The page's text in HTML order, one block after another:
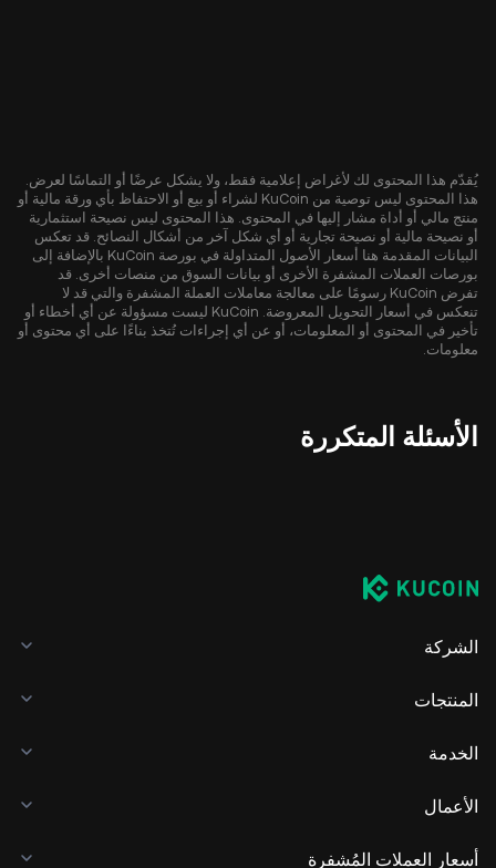
يُقدّم هذا المحتوى لك لأغراض إعلامية فقط، ولا يشكل عرضًا أو التماسًا لعرض.
هذا المحتوى ليس توصية من KuCoin لشراء أو بيع أو الاحتفاظ بأي ورقة مالية أو
منتج مالي أو أداة مشار إليها في المحتوى. هذا المحتوى ليس نصيحة استثمارية
أو نصيحة مالية أو نصيحة تجارية أو أي شكل آخر من أشكال النصائح. قد تعكس
البيانات المقدمة هنا أسعار الأصول المتداولة في بورصة KuCoin بالإضافة إلى
بورصات العملات المشفرة الأخرى أو بيانات السوق من منصات أخرى. قد
تفرض KuCoin رسومًا على معالجة معاملات العملة المشفرة والتي قد لا
تنعكس في أسعار التحويل المعروضة. KuCoin ليست مسؤولة عن أي أخطاء أو
تأخير في المحتوى أو المعلومات، أو عن أي إجراءات تُتخذ بناءًا على أي محتوى أو
معلومات.
الأسئلة المتكررة
الشركة
المنتجات
الخدمة
الأعمال
أسعار العملات المُشفرة